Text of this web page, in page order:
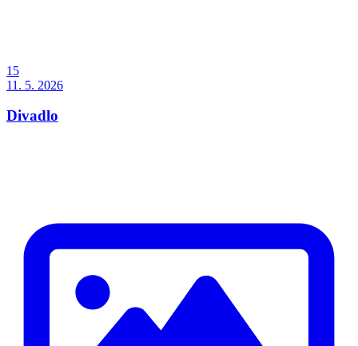
15
11. 5. 2026
Divadlo